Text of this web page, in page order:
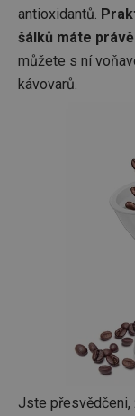
antioxidantů.
šálků máte
můžete s ní
kávovarů.
Jste